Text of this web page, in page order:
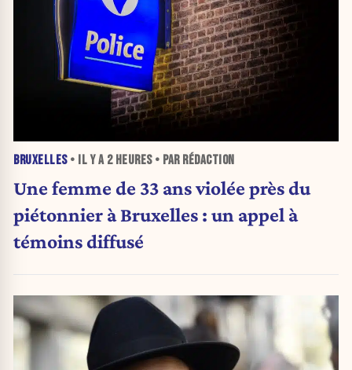
BRUXELLES• IL Y A 2 HEURES• PAR RÉDACTION
Une femme de 33 ans violée près du
piétonnier à Bruxelles : un appel à
témoins diffusé